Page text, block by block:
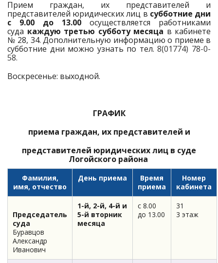
Прием граждан, их представителей и
представителей юридических лиц в субботние дни
с 9.00 до 13.00 осуществляется работниками
суда каждую третью субботу месяца в кабинете
№ 28, 34. Дополнительную информацию о приеме в
субботние дни можно узнать по тел.8(01774) 78-0-
58.
Воскресенье: выходной.
ГРАФИК
приема граждан, их представителей и
представителей юридических лиц в суде
Логойского района
Фамилия,
имя, отчество
День приема
Время
приема
Номер
кабинета
Председатель
суда
Буравцов
Александр
Иванович
1-й, 2-й, 4-й и
5-й вторник
месяца
с 8.00
до 13.00
31
3 этаж